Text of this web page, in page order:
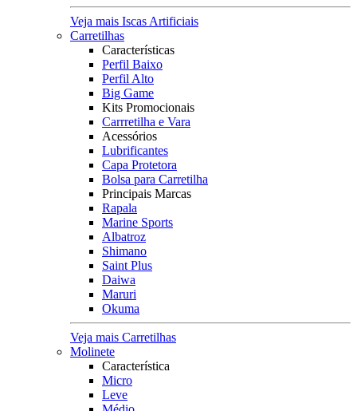
Veja mais Iscas Artificiais
Carretilhas
Características
Perfil Baixo
Perfil Alto
Big Game
Kits Promocionais
Carrretilha e Vara
Acessórios
Lubrificantes
Capa Protetora
Bolsa para Carretilha
Principais Marcas
Rapala
Marine Sports
Albatroz
Shimano
Saint Plus
Daiwa
Maruri
Okuma
Veja mais Carretilhas
Molinete
Característica
Micro
Leve